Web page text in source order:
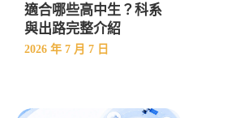
適合哪些高中生？科系
與出路完整介紹
2026 年 7 月 7 日